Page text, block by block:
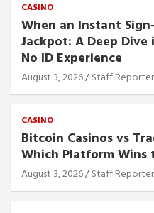
CASINO
When an Instant
Jackpot: A Deep
No ID Experience
August 3, 2026 Staff Reporter
CASINO
Bitcoin Casinos vs
Which Platform Wins
August 3, 2026 Staff Reporter